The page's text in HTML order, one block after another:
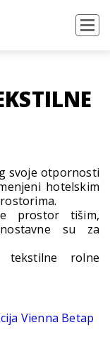
svoje otpornosti
hotelskim
prostor tišim,
su za
tekstilne rolne